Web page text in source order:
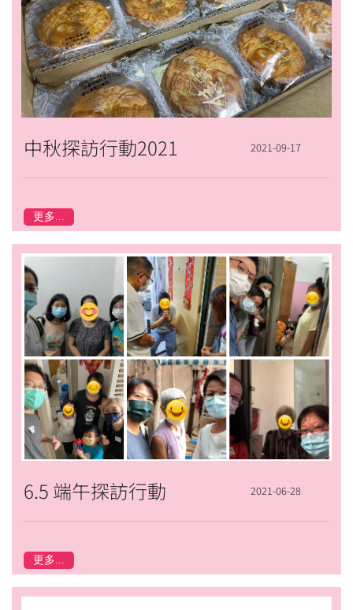
中秋探訪行動2021 2021-09-17
更多...
6.5 端午探訪行動 2021-06-28
更多...